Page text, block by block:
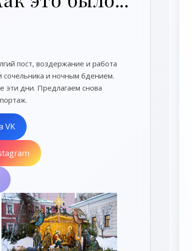
пост, воздержание и работа
сочельника и ночным бдением.
эти дни. Предлагаем снова
VK